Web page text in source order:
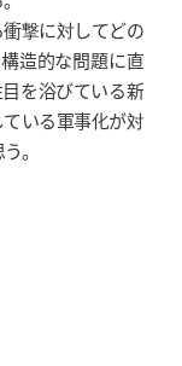
撃に対してどの
造的な問題に直
を浴びている新
いる軍事化が対
。